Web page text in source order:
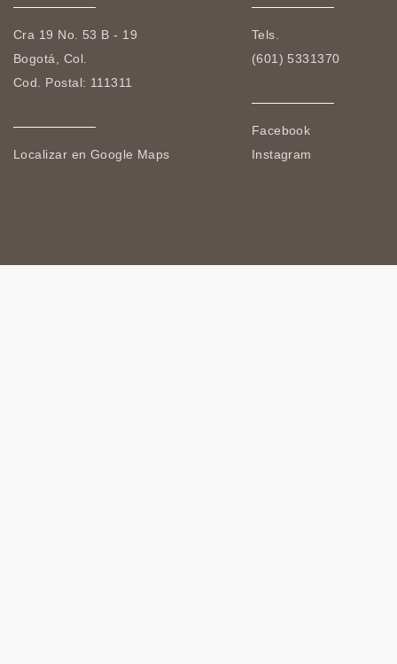
Cra 19 No. 53 B - 19
Bogotá, Col.
Cod. Postal: 111311
Localizar en Google Maps
Tels.
(601) 5331370
Facebook
Instagram